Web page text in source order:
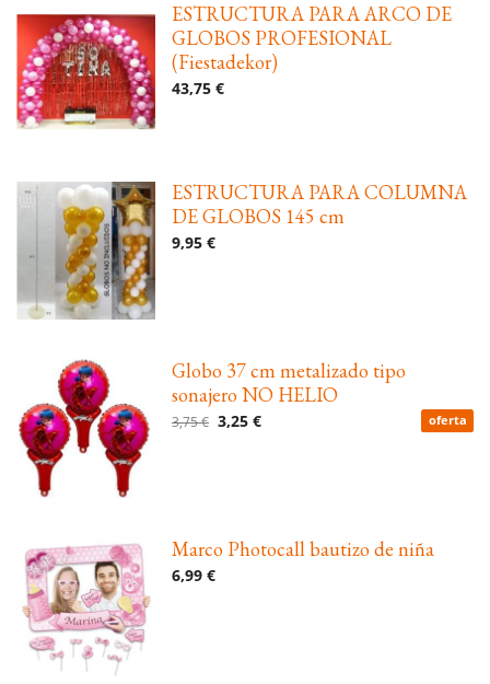
ESTRUCTURA PARA ARCO DE
GLOBOS PROFESIONAL
(Fiestadekor)
43,75 €
ESTRUCTURA PARA COLUMNA
DE GLOBOS 145 cm
9,95 €
Globo 37 cm metalizado tipo
sonajero NO HELIO
3,75 € 3,25 € oferta
Marco Photocall bautizo de niña
6,99 €